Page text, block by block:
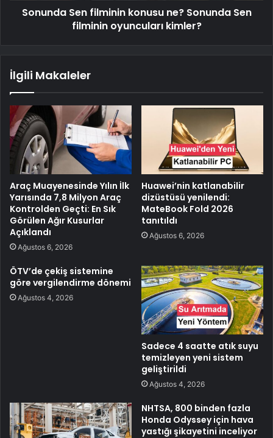
Sonunda Sen filminin konusu ne? Sonunda Sen
filminin oyuncuları kimler?
İlgili Makaleler
Araç Muayenesinde Yılın İlk
Yarısında 7,8 Milyon Araç
Kontrolden Geçti: En Sık
Görülen Ağır Kusurlar
Açıklandı
Ağustos 6, 2026
Huawei’nin katlanabilir
dizüstüsü yenilendi:
MateBook Fold 2026
tanıtıldı
Ağustos 6, 2026
ÖTV’de çekiş sistemine
göre vergilendirme dönemi
Ağustos 4, 2026
Sadece 4 saatte atık suyu
temizleyen yeni sistem
geliştirildi
Ağustos 4, 2026
NHTSA, 800 binden fazla
Honda Odyssey için hava
yastığı şikayetini inceliyor